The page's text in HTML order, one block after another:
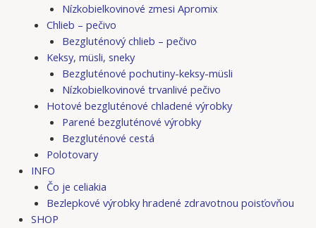
Nízkobielkovinové zmesi Apromix
Chlieb – pečivo
Bezgluténový chlieb – pečivo
Keksy, müsli, sneky
Bezgluténové pochutiny-keksy-müsli
Nízkobielkovinové trvanlivé pečivo
Hotové bezgluténové chladené výrobky
Parené bezgluténové výrobky
Bezgluténové cestá
Polotovary
INFO
Čo je celiakia
Bezlepkové výrobky hradené zdravotnou poisťovňou
SHOP